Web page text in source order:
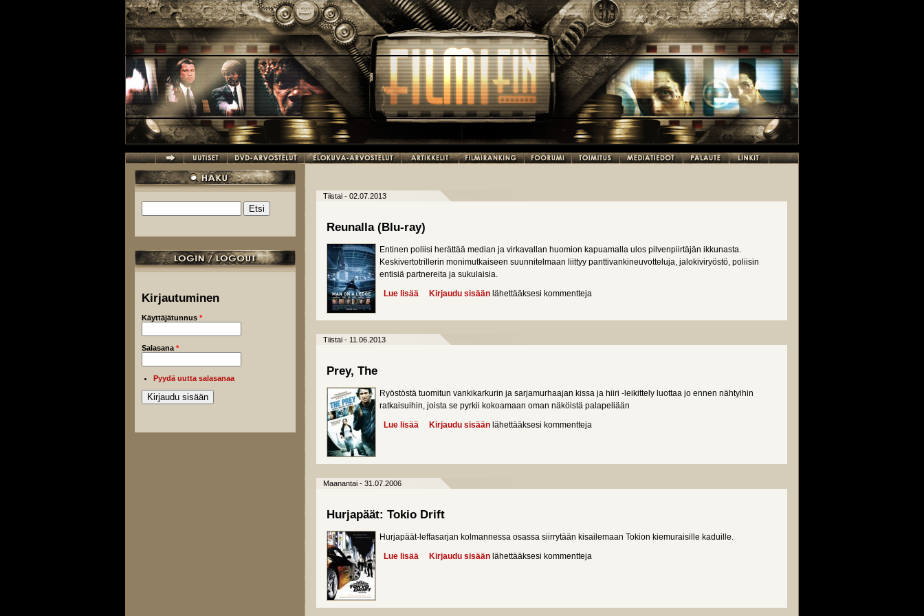
Hakulomake
Kirjautuminen
Käyttäjätunnus *
Salasana *
Pyydä uutta salasanaa
Tiistai - 02.07.2013
Reunalla (Blu-ray)
Entinen poliisi herättää median ja virkavallan huomion kapuamalla ulos pilvenpiirtäjän ikkunasta.
Keskivertotrillerin monimutkaiseen suunnitelmaan liittyy panttivankineuvotteluja, jalokiviryöstö, poliisin
entisiä partnereita ja sukulaisia.
Lue lisää about Reunalla (Blu-ray)
Kirjaudu sisään lähettääksesi kommentteja
Tiistai - 11.06.2013
Prey, The
Ryöstöstä tuomitun vankikarkurin ja sarjamurhaajan kissa ja hiiri -leikittely luottaa jo ennen nähtyihin
ratkaisuihin, joista se pyrkii kokoamaan oman näköistä palapeliään
Lue lisää about Prey, The
Kirjaudu sisään lähettääksesi kommentteja
Maanantai - 31.07.2006
Hurjapäät: Tokio Drift
Hurjapäät-leffasarjan kolmannessa osassa siirrytään kisailemaan Tokion kiemuraisille kaduille.
Lue lisää about Hurjapäät: Tokio Drift
Kirjaudu sisään lähettääksesi kommentteja